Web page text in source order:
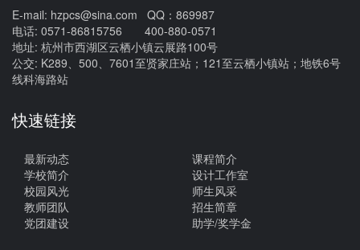
E-mail: hzpcs@sina.com QQ：869987
电话: 0571-86815756 400-880-0571
地址: 杭州市西湖区云栖小镇云展路100号
公交: K289、500、7601至贤家庄站；121至云栖小镇站；地铁6号
线科海路站
快速链接
最新动态
学校简介
校园风光
教师团队
党团建设
课程简介
设计工作室
师生风采
招生简章
助学/奖学金